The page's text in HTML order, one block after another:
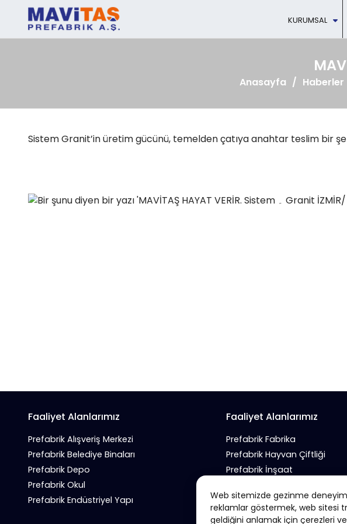
Web sitemizde gezinme
reklamlar göstermek, web sitesi
geldiğini anlamak için çerezleri
KURUMSAL
Anasayfa Haberler
Sistem Granit’in üretim gücünü, temelden çatıya anahtar teslim bir
Faaliyet Alanlarımız
Prefabrik Alışveriş Merkezi
Prefabrik Belediye Binaları
Prefabrik Depo
Prefabrik Okul
Prefabrik Endüstriyel Yapı
Faaliyet Alanlarımız
Prefabrik Fabrika
Prefabrik Hayvan Çiftliği
Prefabrik İnşaat
Prefabrik Sanayi Sitesi